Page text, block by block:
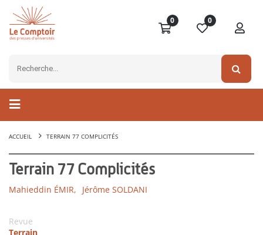
0 0
ACCUEIL TERRAIN 77 COMPLICITÉS
Terrain 77 Complicités
Mahieddin ÉMIR, Jérôme SOLDANI
Revue
Terrain